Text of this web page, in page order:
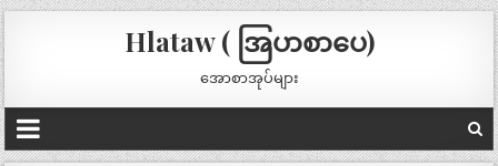
Hlataw ( အြပာစာပေ)
အောစာအုပ်များ